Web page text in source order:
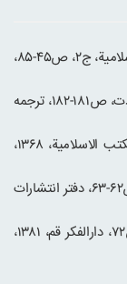
(۱) سپهر، لسان الملک، محمدتقی، ناسخ التواریخ، اسلامیة، ج۲، ص۴۵-۸۵،
(۲) قزوینی، محمدکاظم، فاطمه زهرا از ولادت تا شهادت، ص۱۸۱-۱۸۲، ترجمه
(۳) قرشی، علی‌اکبر، خاندان وحی، ص۱۰۲-۱۰۶، دارالکتب الاسلامیة، ۱۳۶۸،
(۴) موسوی مقرم، عبدالرزاق، صدیقه شهیده زهرا، ص۶۲-۶۳، دفتر انتشارات
(۵) گرامی، محمدعلی، دربارۀ حدیث لولا فاطمه، ص۷۲، دارالفکر قم، ۱۳۸۱،